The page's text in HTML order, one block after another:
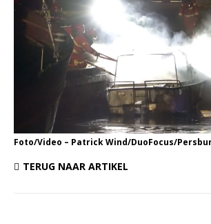
Foto/Video – Patrick Wind/DuoFocus/
TERUG NAAR ARTIKEL